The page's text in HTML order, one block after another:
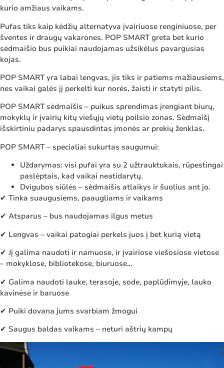
kurio amžiaus vaikams.
Pufas tiks kaip kėdžių alternatyva įvairiuose renginiuose, per
šventes ir draugų vakarones. POP SMART greta bet kurio
sėdmaišio bus puikiai naudojamas užsikėlus pavargusias
kojas.
POP SMART yra labai lengvas, jis tiks ir patiems mažiausiems,
nes vaikai galės jį perkelti kur norės, žaisti ir statyti pilis.
POP SMART sėdmaišis – puikus sprendimas įrengiant biurų,
mokyklų ir įvairių kitų viešųjų vietų poilsio zonas. Sėdmaišį
išskirtiniu padarys spausdintas įmonės ar prekių ženklas.
POP SMART – specialiai sukurtas saugumui:
Uždarymas: visi pufai yra su 2 užtrauktukais, rūpestingai
paslėptais, kad vaikai neatidarytų.
Dvigubos siūlės – sėdmaišis atlaikys ir šuolius ant jo.
✔ Tinka suaugusiems, paaugliams ir vaikams
✔ Atsparus – bus naudojamas ilgus metus
✔ Lengvas – vaikai patogiai perkels juos į bet kurią vietą
✔ Jį galima naudoti ir namuose, ir įvairiose viešosiose vietose
– mokyklose, bibliotekose, biuruose…
✔ Galima naudoti lauke, terasoje, sode, paplūdimyje, lauko
kavinėse ir baruose
✔ Puiki dovana jums svarbiam žmogui
✔ Saugus baldas vaikams – neturi aštrių kampų